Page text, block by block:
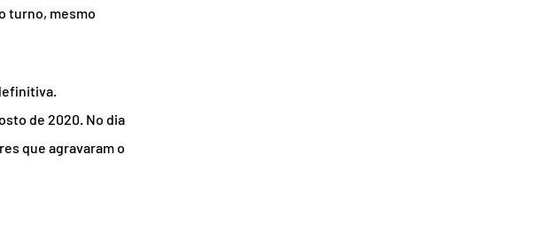
turno, mesmo
de 2020. No dia
que agravaram o